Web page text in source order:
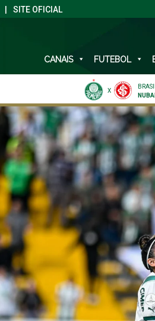
SITE OFICIAL
CANAIS FUTEBOL
X